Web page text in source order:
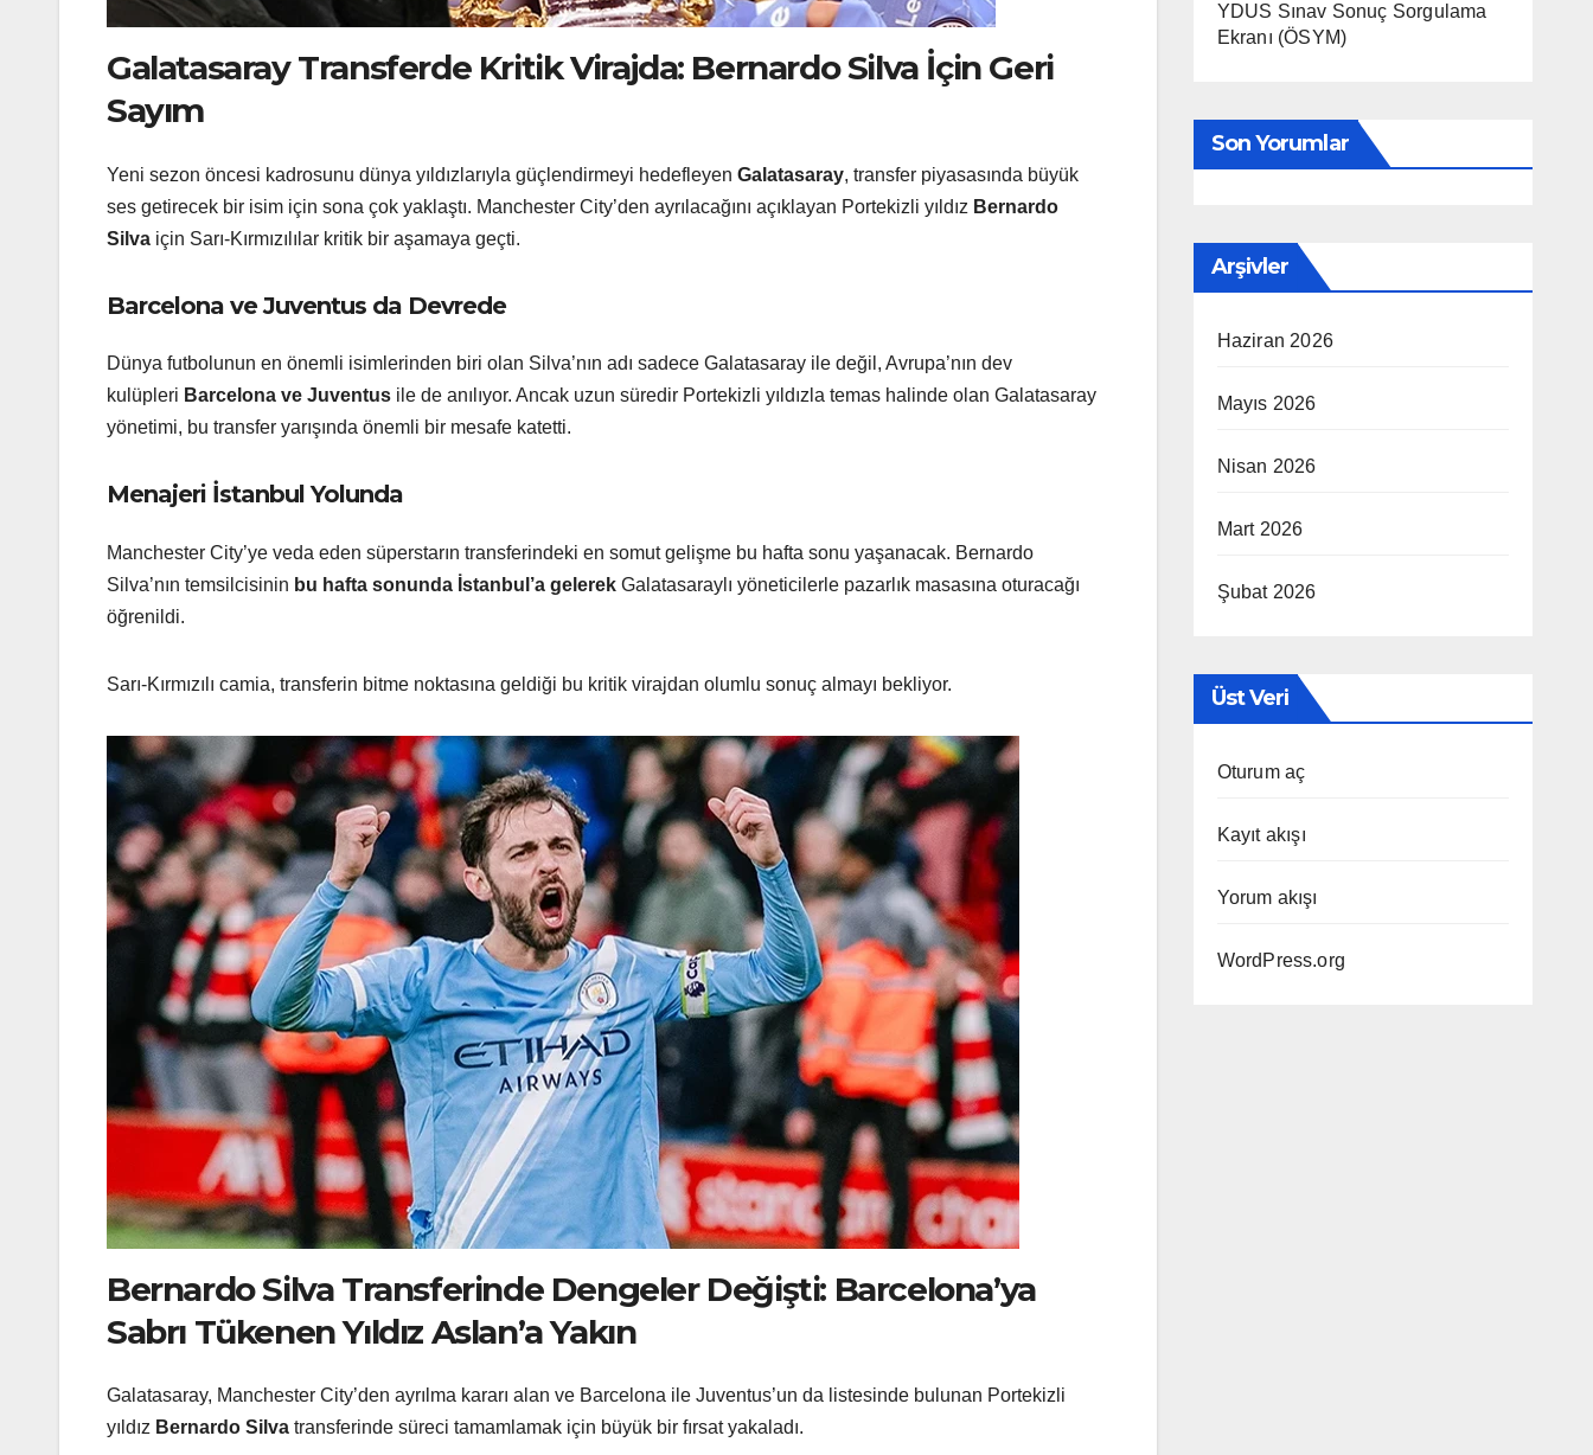
Galatasaray Transferde Kritik Virajda: Bernardo Silva İçin Geri
Sayım
Yeni sezon öncesi kadrosunu dünya yıldızlarıyla güçlendirmeyi hedefleyen Galatasaray, transfer piyasasında büyük
ses getirecek bir isim için sona çok yaklaştı. Manchester City’den ayrılacağını açıklayan Portekizli yıldız Bernardo
Silva için Sarı-Kırmızılılar kritik bir aşamaya geçti.
Barcelona ve Juventus da Devrede
Dünya futbolunun en önemli isimlerinden biri olan Silva’nın adı sadece Galatasaray ile değil, Avrupa’nın dev
kulüpleri Barcelona ve Juventus ile de anılıyor. Ancak uzun süredir Portekizli yıldızla temas halinde olan Galatasaray
yönetimi, bu transfer yarışında önemli bir mesafe katetti.
Menajeri İstanbul Yolunda
Manchester City’ye veda eden süperstarın transferindeki en somut gelişme bu hafta sonu yaşanacak. Bernardo
Silva’nın temsilcisinin bu hafta sonunda İstanbul’a gelerek Galatasaraylı yöneticilerle pazarlık masasına oturacağı
öğrenildi.
Sarı-Kırmızılı camia, transferin bitme noktasına geldiği bu kritik virajdan olumlu sonuç almayı bekliyor.
Bernardo Silva Transferinde Dengeler Değişti: Barcelona’ya
Sabrı Tükenen Yıldız Aslan’a Yakın
Galatasaray, Manchester City’den ayrılma kararı alan ve Barcelona ile Juventus’un da listesinde bulunan Portekizli
yıldız Bernardo Silva transferinde süreci tamamlamak için büyük bir fırsat yakaladı.
YDUS Sınav Sonuç Sorgulama
Ekranı (ÖSYM)
Son Yorumlar
Arşivler
Haziran 2026
Mayıs 2026
Nisan 2026
Mart 2026
Şubat 2026
Üst Veri
Oturum aç
Kayıt akışı
Yorum akışı
WordPress.org